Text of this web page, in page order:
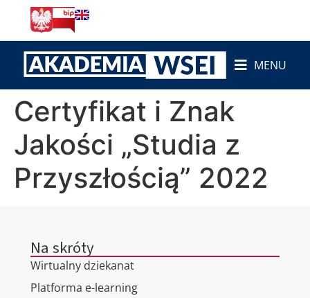
MENU
Certyfikat i Znak
Jakości „Studia z
Przyszłością” 2022
Na skróty
Wirtualny dziekanat
Platforma e-learning